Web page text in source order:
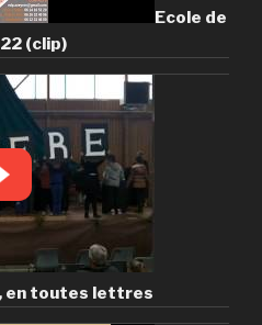
Ecole de
(clip)
en toutes lettres